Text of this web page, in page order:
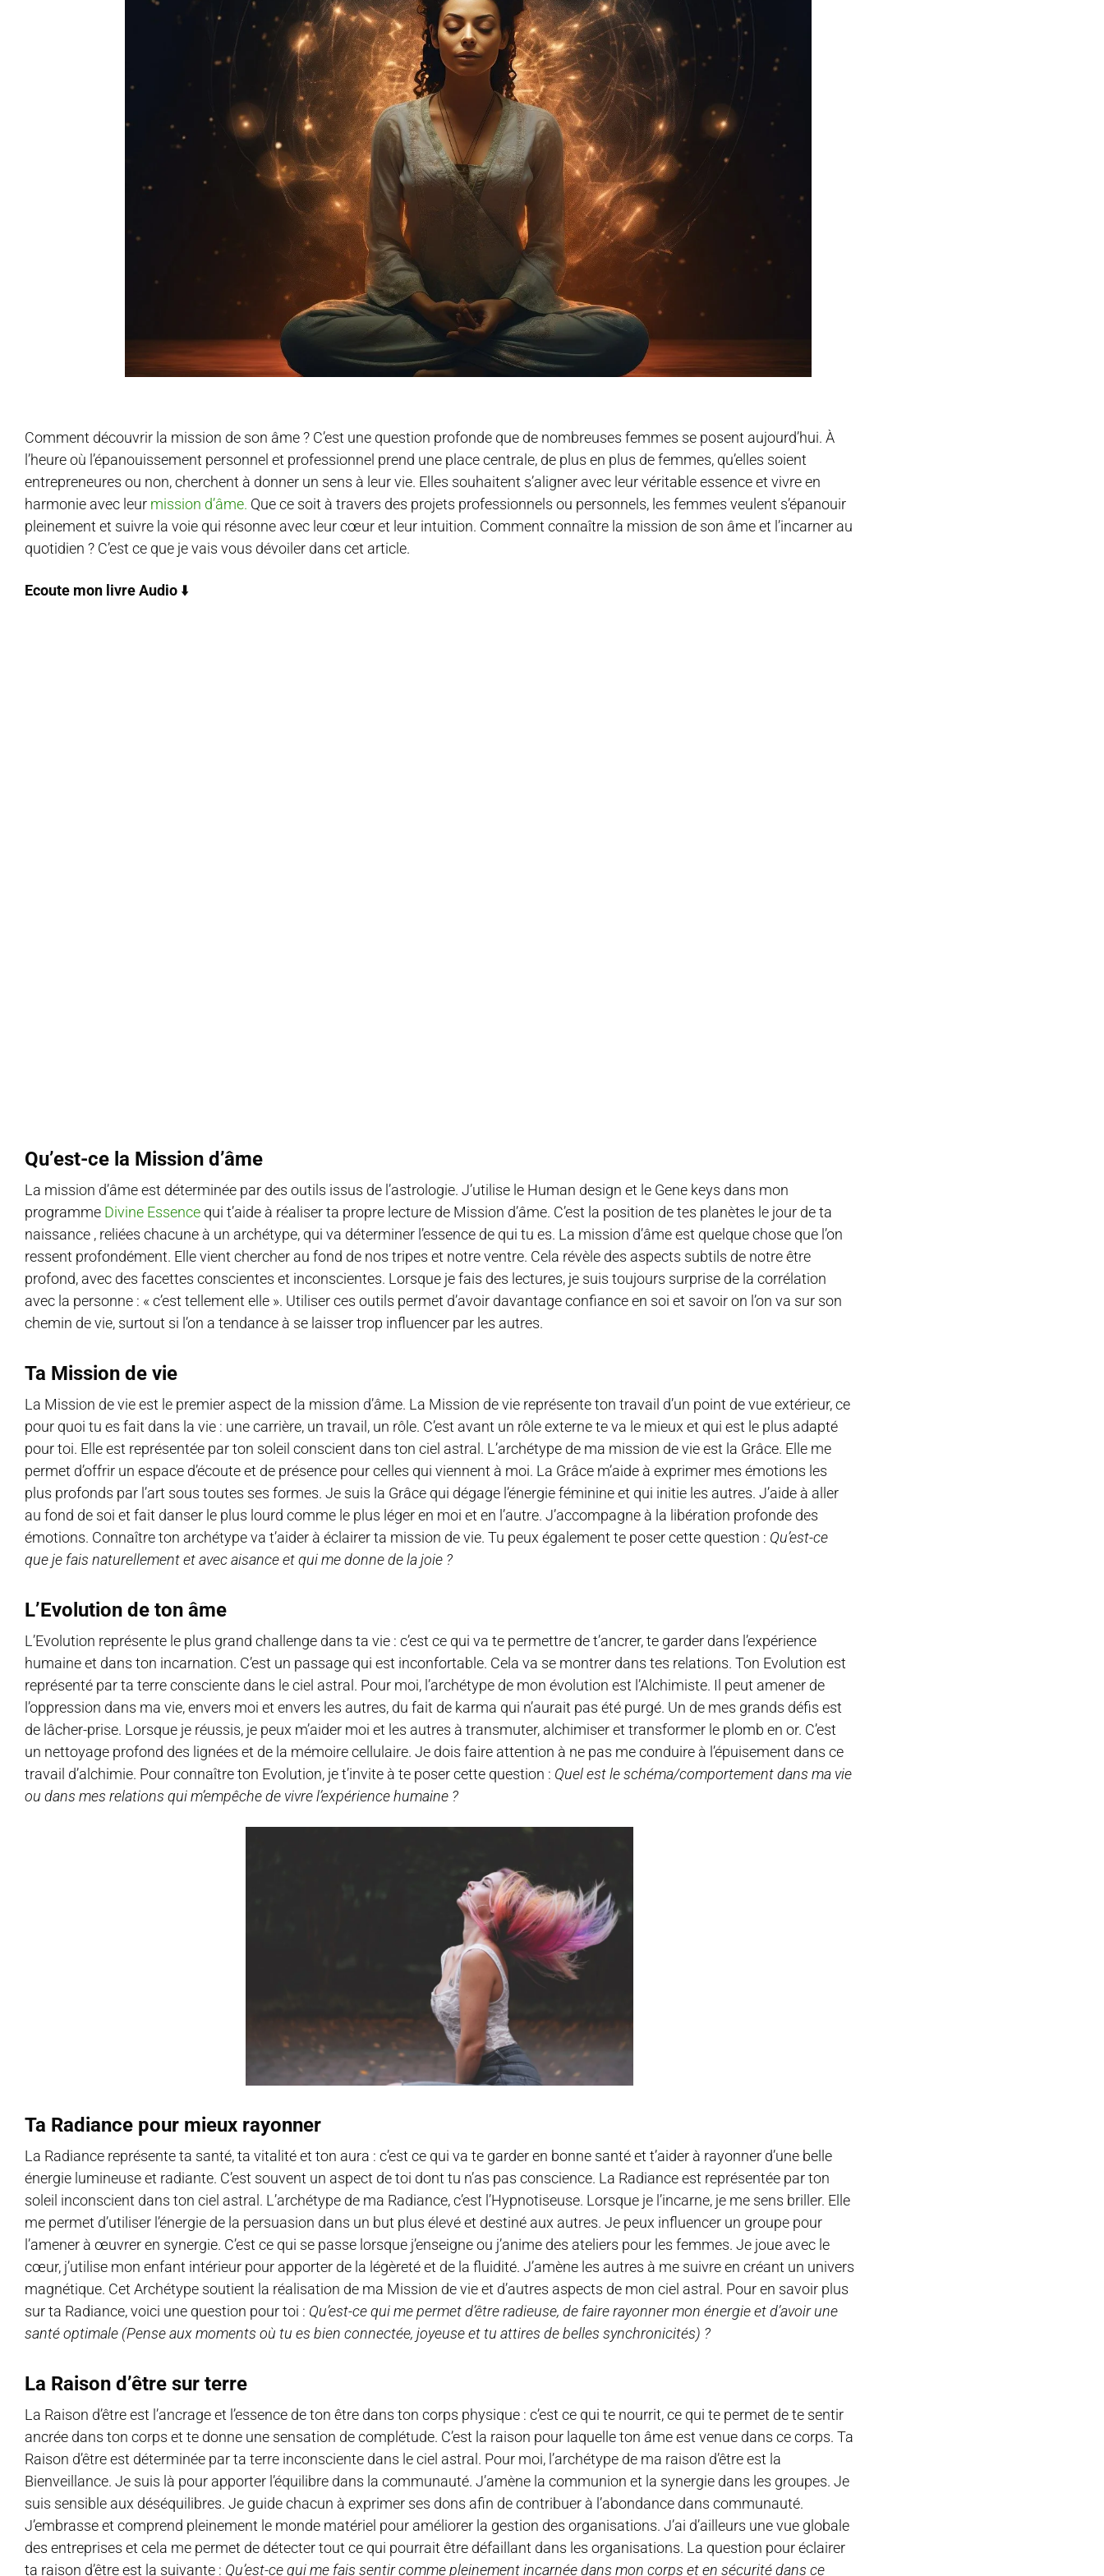
Comment découvrir la mission de son âme ? C’est une question profonde que de nombreuses femmes se posent aujourd’hui. À
l’heure où l’épanouissement personnel et professionnel prend une place centrale, de plus en plus de femmes, qu’elles soient
entrepreneures ou non, cherchent à donner un sens à leur vie. Elles souhaitent s’aligner avec leur véritable essence et vivre en
harmonie avec leur mission d’âme. Que ce soit à travers des projets professionnels ou personnels, les femmes veulent s’épanouir
pleinement et suivre la voie qui résonne avec leur cœur et leur intuition. Comment connaître la mission de son âme et l’incarner au
quotidien ? C’est ce que je vais vous dévoiler dans cet article.
Ecoute mon livre Audio ⬇️
Qu’est-ce la Mission d’âme
La mission d’âme est déterminée par des outils issus de l’astrologie. J’utilise le Human design et le Gene keys dans mon
programme Divine Essence qui t’aide à réaliser ta propre lecture de Mission d’âme. C’est la position de tes planètes le jour de ta
naissance , reliées chacune à un archétype, qui va déterminer l’essence de qui tu es. La mission d’âme est quelque chose que l’on
ressent profondément. Elle vient chercher au fond de nos tripes et notre ventre. Cela révèle des aspects subtils de notre être
profond, avec des facettes conscientes et inconscientes. Lorsque je fais des lectures, je suis toujours surprise de la corrélation
avec la personne : « c’est tellement elle ». Utiliser ces outils permet d’avoir davantage confiance en soi et savoir on l’on va sur son
chemin de vie, surtout si l’on a tendance à se laisser trop influencer par les autres.
Ta Mission de vie
La Mission de vie est le premier aspect de la mission d’âme. La Mission de vie représente ton travail d’un point de vue extérieur, ce
pour quoi tu es fait dans la vie : une carrière, un travail, un rôle. C’est avant un rôle externe te va le mieux et qui est le plus adapté
pour toi. Elle est représentée par ton soleil conscient dans ton ciel astral. L’archétype de ma mission de vie est la Grâce. Elle me
permet d’offrir un espace d’écoute et de présence pour celles qui viennent à moi. La Grâce m’aide à exprimer mes émotions les
plus profonds par l’art sous toutes ses formes. Je suis la Grâce qui dégage l’énergie féminine et qui initie les autres. J’aide à aller
au fond de soi et fait danser le plus lourd comme le plus léger en moi et en l’autre. J’accompagne à la libération profonde des
émotions. Connaître ton archétype va t’aider à éclairer ta mission de vie. Tu peux également te poser cette question : Qu’est-ce
que je fais naturellement et avec aisance et qui me donne de la joie ?
L’Evolution de ton âme
L’Evolution représente le plus grand challenge dans ta vie : c’est ce qui va te permettre de t’ancrer, te garder dans l’expérience
humaine et dans ton incarnation. C’est un passage qui est inconfortable. Cela va se montrer dans tes relations. Ton Evolution est
représenté par ta terre consciente dans le ciel astral. Pour moi, l’archétype de mon évolution est l’Alchimiste. Il peut amener de
l’oppression dans ma vie, envers moi et envers les autres, du fait de karma qui n’aurait pas été purgé. Un de mes grands défis est
de lâcher-prise. Lorsque je réussis, je peux m’aider moi et les autres à transmuter, alchimiser et transformer le plomb en or. C’est
un nettoyage profond des lignées et de la mémoire cellulaire. Je dois faire attention à ne pas me conduire à l’épuisement dans ce
travail d’alchimie. Pour connaître ton Evolution, je t’invite à te poser cette question : Quel est le schéma/comportement dans ma vie
ou dans mes relations qui m’empêche de vivre l’expérience humaine ?
Ta Radiance pour mieux rayonner
La Radiance représente ta santé, ta vitalité et ton aura : c’est ce qui va te garder en bonne santé et t’aider à rayonner d’une belle
énergie lumineuse et radiante. C’est souvent un aspect de toi dont tu n’as pas conscience. La Radiance est représentée par ton
soleil inconscient dans ton ciel astral. L’archétype de ma Radiance, c’est l’Hypnotiseuse. Lorsque je l’incarne, je me sens briller. Elle
me permet d’utiliser l’énergie de la persuasion dans un but plus élevé et destiné aux autres. Je peux influencer un groupe pour
l’amener à œuvrer en synergie. C’est ce qui se passe lorsque j’enseigne ou j’anime des ateliers pour les femmes. Je joue avec le
cœur, j’utilise mon enfant intérieur pour apporter de la légèreté et de la fluidité. J’amène les autres à me suivre en créant un univers
magnétique. Cet Archétype soutient la réalisation de ma Mission de vie et d’autres aspects de mon ciel astral. Pour en savoir plus
sur ta Radiance, voici une question pour toi : Qu’est-ce qui me permet d’être radieuse, de faire rayonner mon énergie et d’avoir une
santé optimale (Pense aux moments où tu es bien connectée, joyeuse et tu attires de belles synchronicités) ?
La Raison d’être sur terre
La Raison d’être est l’ancrage et l’essence de ton être dans ton corps physique : c’est ce qui te nourrit, ce qui te permet de te sentir
ancrée dans ton corps et te donne une sensation de complétude. C’est la raison pour laquelle ton âme est venue dans ce corps. Ta
Raison d’être est déterminée par ta terre inconsciente dans le ciel astral. Pour moi, l’archétype de ma raison d’être est la
Bienveillance. Je suis là pour apporter l’équilibre dans la communauté. J’amène la communion et la synergie dans les groupes. Je
suis sensible aux déséquilibres. Je guide chacun à exprimer ses dons afin de contribuer à l’abondance dans communauté.
J’embrasse et comprend pleinement le monde matériel pour améliorer la gestion des organisations. J’ai d’ailleurs une vue globale
des entreprises et cela me permet de détecter tout ce qui pourrait être défaillant dans les organisations. La question pour éclairer
ta raison d’être est la suivante : Qu’est-ce qui me fais sentir comme pleinement incarnée dans mon corps et en sécurité dans ce